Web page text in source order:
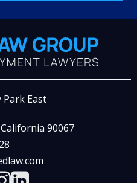
Park East
90067